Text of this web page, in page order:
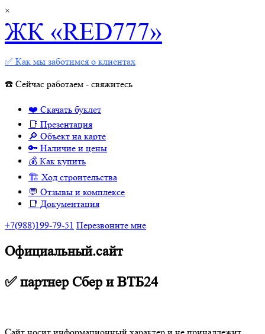
×
ЖК «RED777»
✅ Как мы заботимся о клиентах
☎️ Сейчас работаем - свяжитесь
❤️ Скачать буклет
📑 Презентация
🔎 Объект на карте
🔑 Наличие и цены
💰 Как купить
🏗 Ход строительства
💬 Отзывы и комплексе
📑 Документация
+7(988)199-79-51 Перезвоните мне
Официальный.сайт
✅ партнер Сбер и ВТБ24